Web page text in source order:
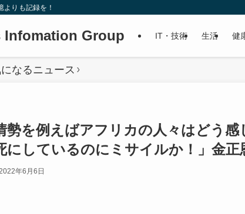
憶よりも記録を！
Infomation Group IT・技術 生活 健
なるニュース
勢を例えばアフリカの人々はどう
にしているのにミサイルか！」金正
2022年6月6日